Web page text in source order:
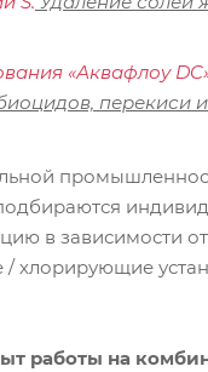
«Аквафлоу
перекиси и
в зависимости
хлорирующие
работы на